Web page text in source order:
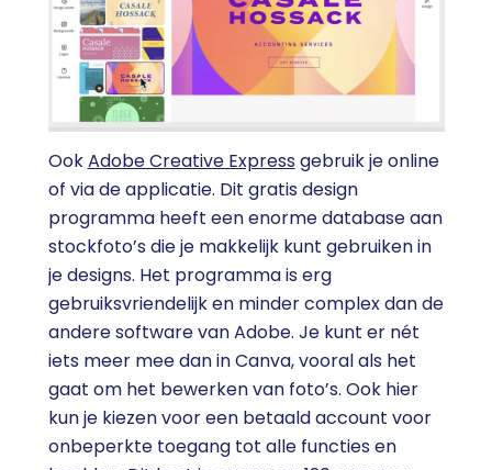
OokAdobe Creative Express gebruik je online
of via de applicatie. Dit gratis design
programma heeft een enorme database aan
stockfoto’s die je makkelijk kunt gebruiken in
je designs. Het programma is erg
gebruiksvriendelijk en minder complex dan de
andere software van Adobe. Je kunt er nét
iets meer mee dan in Canva, vooral als het
gaat om het bewerken van foto’s. Ook hier
kun je kiezen voor een betaald account voor
onbeperkte toegang tot alle functies en